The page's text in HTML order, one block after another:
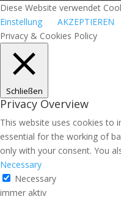
Diese Website verwendet
Einstellung
AKZEPTIEREN
Privacy & Cookies Policy
Schließen
Privacy Overview
This website uses cookies to
essential for the working of
only with your consent. You
Necessary
Necessary
immer aktiv